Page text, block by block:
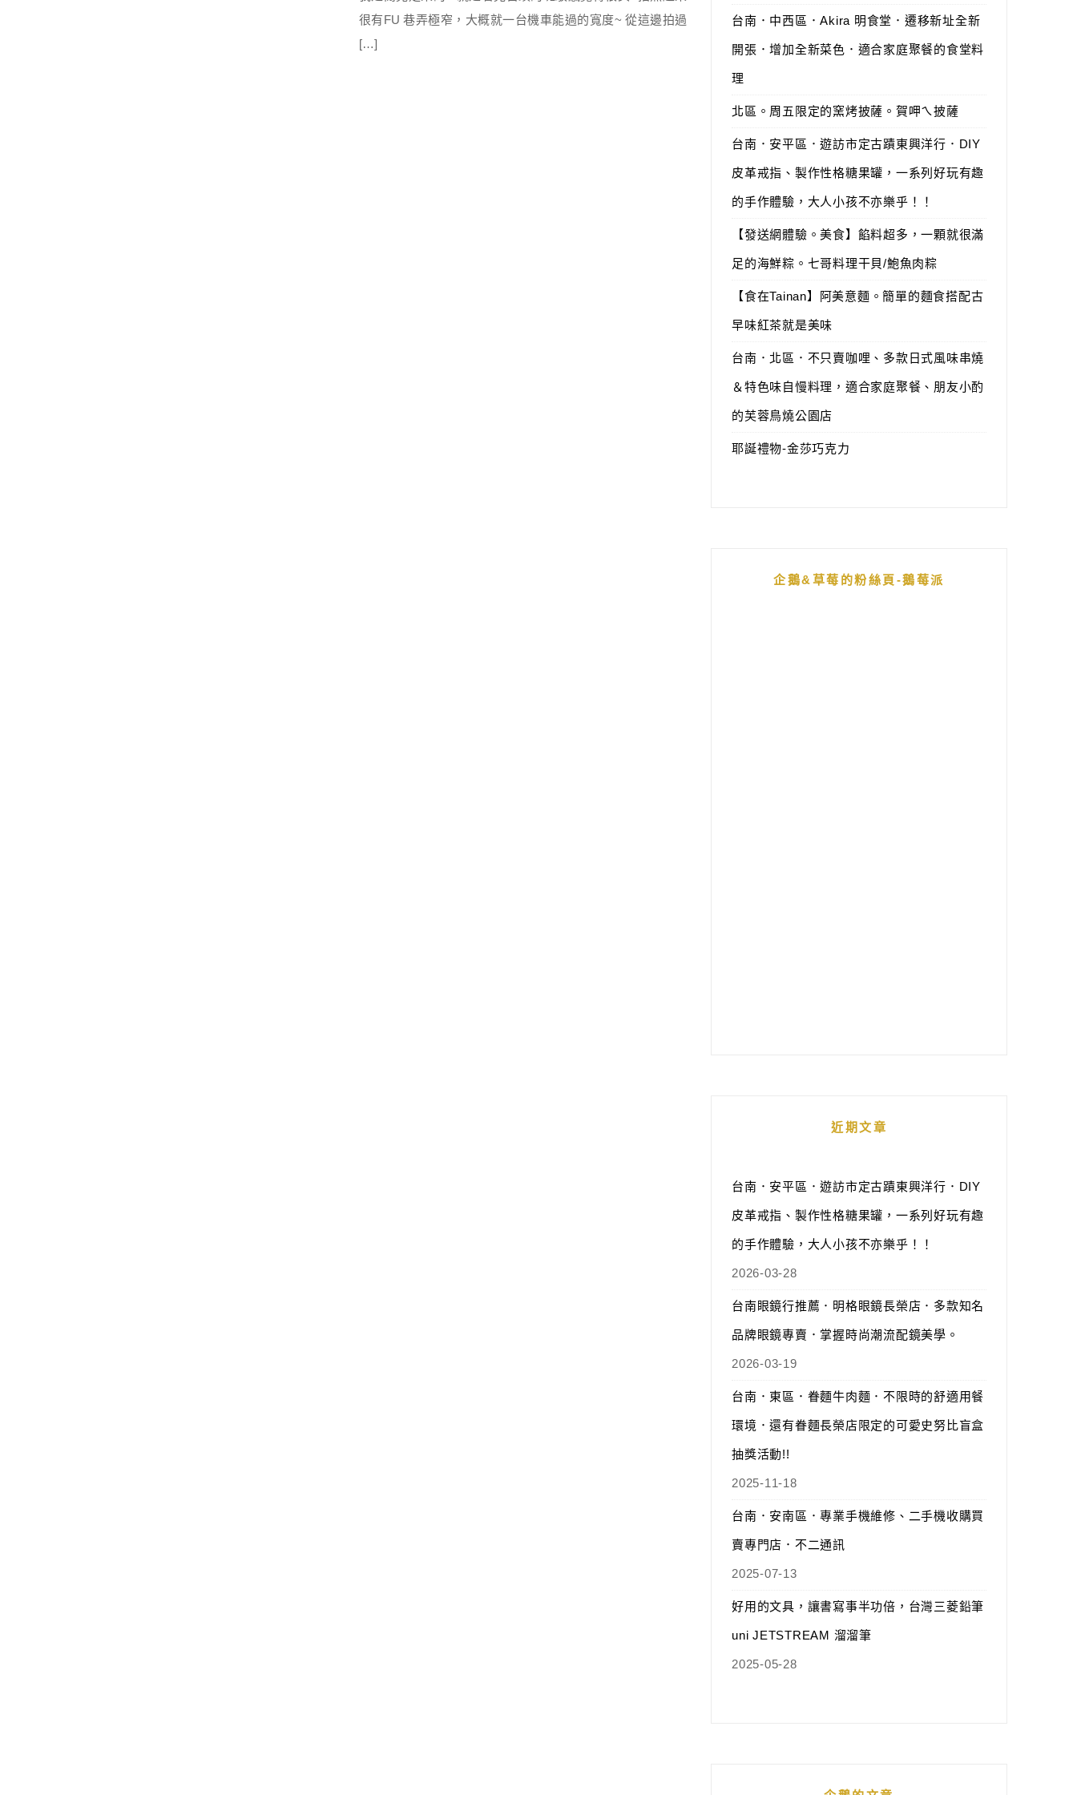
很有FU 巷弄極窄，大概就一台機車能過的寬度~ 從這邊拍過
[…]
台南．中西區．Akira 明食堂．遷移新址全新
開張．增加全新菜色．適合家庭聚餐的食堂料
理
北區。周五限定的窯烤披薩。賀呷ㄟ披薩
台南．安平區．遊訪市定古蹟東興洋行．DIY
皮革戒指、製作性格糖果罐，一系列好玩有趣
的手作體驗，大人小孩不亦樂乎！！
【發送網體驗。美食】餡料超多，一顆就很滿
足的海鮮粽。七哥料理干貝/鮑魚肉粽
【食在Tainan】阿美意麵。簡單的麵食搭配古
早味紅茶就是美味
台南．北區．不只賣咖哩、多款日式風味串燒
＆特色味自慢料理，適合家庭聚餐、朋友小酌
的芙蓉鳥燒公園店
耶誕禮物-金莎巧克力
企鵝&草莓的粉絲頁-鵝莓派
近期文章
台南．安平區．遊訪市定古蹟東興洋行．DIY
皮革戒指、製作性格糖果罐，一系列好玩有趣
的手作體驗，大人小孩不亦樂乎！！
2026-03-28
台南眼鏡行推薦．明格眼鏡長榮店．多款知名
品牌眼鏡專賣．掌握時尚潮流配鏡美學。
2026-03-19
台南．東區．眷麵牛肉麵．不限時的舒適用餐
環境．還有眷麵長榮店限定的可愛史努比盲盒
抽獎活動!!
2025-11-18
台南．安南區．專業手機維修、二手機收購買
賣專門店．不二通訊
2025-07-13
好用的文具，讓書寫事半功倍，台灣三菱鉛筆
uni JETSTREAM 溜溜筆
2025-05-28